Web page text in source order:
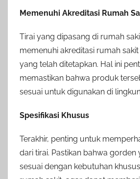
Memenuhi Akreditasi Rumah
Tirai yang dipasang di rumah
memenuhi akreditasi rumah
yang telah ditetapkan. Hal ini
memastikan bahwa produk
sesuai untuk digunakan di
Spesifikasi Khusus
Terakhir, penting untuk
dari tirai. Pastikan bahwa gorden
sesuai dengan kebutuhan